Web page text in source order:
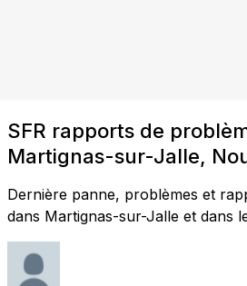
SFR rapports de
Martignas-sur-Jalle,
Dernière panne, problèmes et
dans Martignas-sur-Jalle et dans